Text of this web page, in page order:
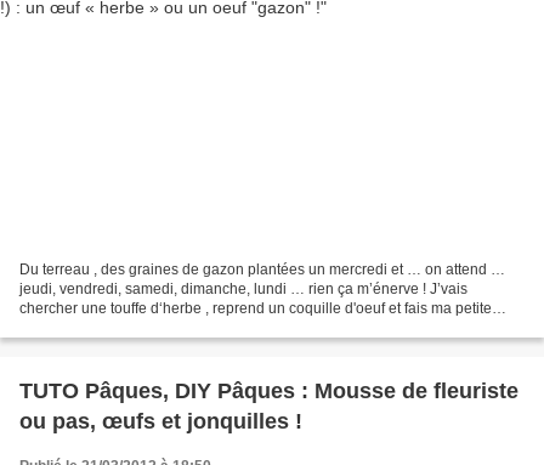
Du terreau , des graines de gazon plantées un mercredi et … on attend …
jeudi, vendredi, samedi, dimanche, lundi … rien ça m’énerve ! J’vais
chercher une touffe d‘herbe , reprend un coquille d'oeuf et fais ma petite
TUTO Pâques, DIY Pâques : Mousse de fleuriste
ou pas, œufs et jonquilles !